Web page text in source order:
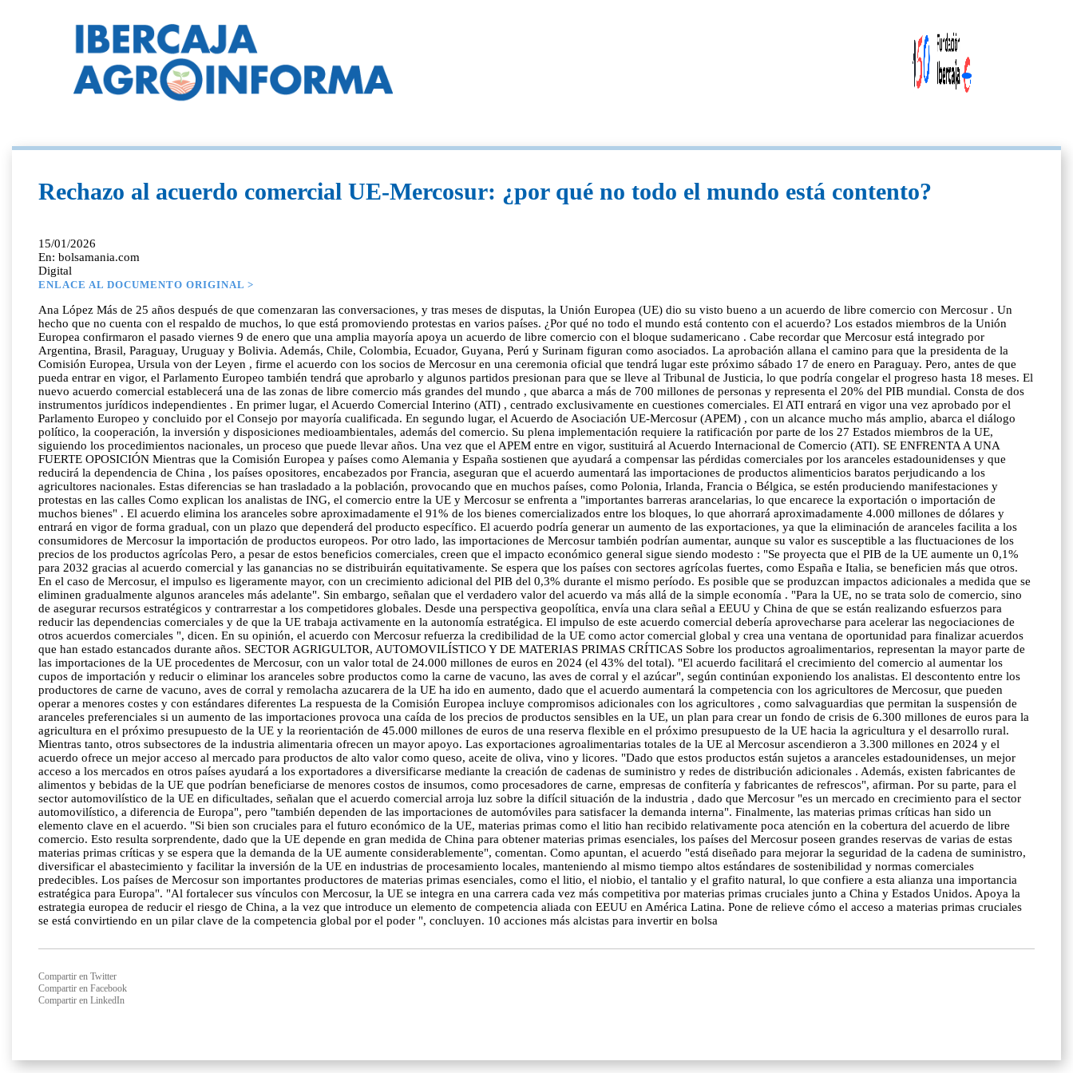
Rechazo al acuerdo comercial UE-Mercosur: ¿por qué no todo el mundo está contento?
15/01/2026
En: bolsamania.com
Digital
ENLACE AL DOCUMENTO ORIGINAL >
Ana López Más de 25 años después de que comenzaran las conversaciones, y tras meses de disputas, la Unión Europea (UE) dio su visto bueno a un acuerdo de libre comercio con Mercosur . Un
hecho que no cuenta con el respaldo de muchos, lo que está promoviendo protestas en varios países. ¿Por qué no todo el mundo está contento con el acuerdo? Los estados miembros de la Unión
Europea confirmaron el pasado viernes 9 de enero que una amplia mayoría apoya un acuerdo de libre comercio con el bloque sudamericano . Cabe recordar que Mercosur está integrado por
Argentina, Brasil, Paraguay, Uruguay y Bolivia. Además, Chile, Colombia, Ecuador, Guyana, Perú y Surinam figuran como asociados. La aprobación allana el camino para que la presidenta de la
Comisión Europea, Ursula von der Leyen , firme el acuerdo con los socios de Mercosur en una ceremonia oficial que tendrá lugar este próximo sábado 17 de enero en Paraguay. Pero, antes de que
pueda entrar en vigor, el Parlamento Europeo también tendrá que aprobarlo y algunos partidos presionan para que se lleve al Tribunal de Justicia, lo que podría congelar el progreso hasta 18 meses. El
nuevo acuerdo comercial establecerá una de las zonas de libre comercio más grandes del mundo , que abarca a más de 700 millones de personas y representa el 20% del PIB mundial. Consta de dos
instrumentos jurídicos independientes . En primer lugar, el Acuerdo Comercial Interino (ATI) , centrado exclusivamente en cuestiones comerciales. El ATI entrará en vigor una vez aprobado por el
Parlamento Europeo y concluido por el Consejo por mayoría cualificada. En segundo lugar, el Acuerdo de Asociación UE-Mercosur (APEM) , con un alcance mucho más amplio, abarca el diálogo
político, la cooperación, la inversión y disposiciones medioambientales, además del comercio. Su plena implementación requiere la ratificación por parte de los 27 Estados miembros de la UE,
siguiendo los procedimientos nacionales, un proceso que puede llevar años. Una vez que el APEM entre en vigor, sustituirá al Acuerdo Internacional de Comercio (ATI). SE ENFRENTA A UNA
FUERTE OPOSICIÓN Mientras que la Comisión Europea y países como Alemania y España sostienen que ayudará a compensar las pérdidas comerciales por los aranceles estadounidenses y que
reducirá la dependencia de China , los países opositores, encabezados por Francia, aseguran que el acuerdo aumentará las importaciones de productos alimenticios baratos perjudicando a los
agricultores nacionales. Estas diferencias se han trasladado a la población, provocando que en muchos países, como Polonia, Irlanda, Francia o Bélgica, se estén produciendo manifestaciones y
protestas en las calles Como explican los analistas de ING, el comercio entre la UE y Mercosur se enfrenta a "importantes barreras arancelarias, lo que encarece la exportación o importación de
muchos bienes" . El acuerdo elimina los aranceles sobre aproximadamente el 91% de los bienes comercializados entre los bloques, lo que ahorrará aproximadamente 4.000 millones de dólares y
entrará en vigor de forma gradual, con un plazo que dependerá del producto específico. El acuerdo podría generar un aumento de las exportaciones, ya que la eliminación de aranceles facilita a los
consumidores de Mercosur la importación de productos europeos. Por otro lado, las importaciones de Mercosur también podrían aumentar, aunque su valor es susceptible a las fluctuaciones de los
precios de los productos agrícolas Pero, a pesar de estos beneficios comerciales, creen que el impacto económico general sigue siendo modesto : "Se proyecta que el PIB de la UE aumente un 0,1%
para 2032 gracias al acuerdo comercial y las ganancias no se distribuirán equitativamente. Se espera que los países con sectores agrícolas fuertes, como España e Italia, se beneficien más que otros.
En el caso de Mercosur, el impulso es ligeramente mayor, con un crecimiento adicional del PIB del 0,3% durante el mismo período. Es posible que se produzcan impactos adicionales a medida que se
eliminen gradualmente algunos aranceles más adelante". Sin embargo, señalan que el verdadero valor del acuerdo va más allá de la simple economía . "Para la UE, no se trata solo de comercio, sino
de asegurar recursos estratégicos y contrarrestar a los competidores globales. Desde una perspectiva geopolítica, envía una clara señal a EEUU y China de que se están realizando esfuerzos para
reducir las dependencias comerciales y de que la UE trabaja activamente en la autonomía estratégica. El impulso de este acuerdo comercial debería aprovecharse para acelerar las negociaciones de
otros acuerdos comerciales ", dicen. En su opinión, el acuerdo con Mercosur refuerza la credibilidad de la UE como actor comercial global y crea una ventana de oportunidad para finalizar acuerdos
que han estado estancados durante años. SECTOR AGRIGULTOR, AUTOMOVILÍSTICO Y DE MATERIAS PRIMAS CRÍTICAS Sobre los productos agroalimentarios, representan la mayor parte de
las importaciones de la UE procedentes de Mercosur, con un valor total de 24.000 millones de euros en 2024 (el 43% del total). "El acuerdo facilitará el crecimiento del comercio al aumentar los
cupos de importación y reducir o eliminar los aranceles sobre productos como la carne de vacuno, las aves de corral y el azúcar", según continúan exponiendo los analistas. El descontento entre los
productores de carne de vacuno, aves de corral y remolacha azucarera de la UE ha ido en aumento, dado que el acuerdo aumentará la competencia con los agricultores de Mercosur, que pueden
operar a menores costes y con estándares diferentes La respuesta de la Comisión Europea incluye compromisos adicionales con los agricultores , como salvaguardias que permitan la suspensión de
aranceles preferenciales si un aumento de las importaciones provoca una caída de los precios de productos sensibles en la UE, un plan para crear un fondo de crisis de 6.300 millones de euros para la
agricultura en el próximo presupuesto de la UE y la reorientación de 45.000 millones de euros de una reserva flexible en el próximo presupuesto de la UE hacia la agricultura y el desarrollo rural.
Mientras tanto, otros subsectores de la industria alimentaria ofrecen un mayor apoyo. Las exportaciones agroalimentarias totales de la UE al Mercosur ascendieron a 3.300 millones en 2024 y el
acuerdo ofrece un mejor acceso al mercado para productos de alto valor como queso, aceite de oliva, vino y licores. "Dado que estos productos están sujetos a aranceles estadounidenses, un mejor
acceso a los mercados en otros países ayudará a los exportadores a diversificarse mediante la creación de cadenas de suministro y redes de distribución adicionales . Además, existen fabricantes de
alimentos y bebidas de la UE que podrían beneficiarse de menores costos de insumos, como procesadores de carne, empresas de confitería y fabricantes de refrescos", afirman. Por su parte, para el
sector automovilístico de la UE en dificultades, señalan que el acuerdo comercial arroja luz sobre la difícil situación de la industria , dado que Mercosur "es un mercado en crecimiento para el sector
automovilístico, a diferencia de Europa", pero "también dependen de las importaciones de automóviles para satisfacer la demanda interna". Finalmente, las materias primas críticas han sido un
elemento clave en el acuerdo. "Si bien son cruciales para el futuro económico de la UE, materias primas como el litio han recibido relativamente poca atención en la cobertura del acuerdo de libre
comercio. Esto resulta sorprendente, dado que la UE depende en gran medida de China para obtener materias primas esenciales, los países del Mercosur poseen grandes reservas de varias de estas
materias primas críticas y se espera que la demanda de la UE aumente considerablemente", comentan. Como apuntan, el acuerdo "está diseñado para mejorar la seguridad de la cadena de suministro,
diversificar el abastecimiento y facilitar la inversión de la UE en industrias de procesamiento locales, manteniendo al mismo tiempo altos estándares de sostenibilidad y normas comerciales
predecibles. Los países de Mercosur son importantes productores de materias primas esenciales, como el litio, el niobio, el tantalio y el grafito natural, lo que confiere a esta alianza una importancia
estratégica para Europa". "Al fortalecer sus vínculos con Mercosur, la UE se integra en una carrera cada vez más competitiva por materias primas cruciales junto a China y Estados Unidos. Apoya la
estrategia europea de reducir el riesgo de China, a la vez que introduce un elemento de competencia aliada con EEUU en América Latina. Pone de relieve cómo el acceso a materias primas cruciales
se está convirtiendo en un pilar clave de la competencia global por el poder ", concluyen. 10 acciones más alcistas para invertir en bolsa
Compartir en Twitter
Compartir en Facebook
Compartir en LinkedIn